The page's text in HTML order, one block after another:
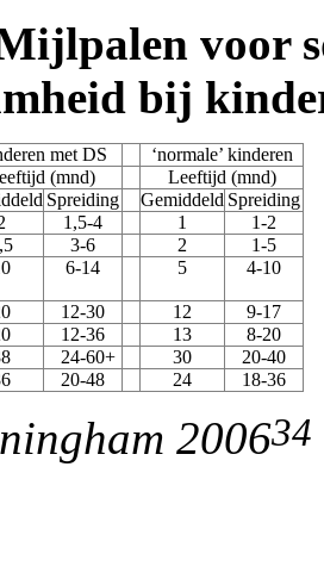
voor
bij
met DS
‘normale’ kinderen
(mnd)
Leeftijd (mnd)
Spreiding Gemiddeld Spreiding
1,5-4 1
1-2
3-6 2
1-5
6-14 5 4-10
12-30 12
9-17
12-36 13
8-20
24-60+ 30
20-40
20-48 24 18-36
200634